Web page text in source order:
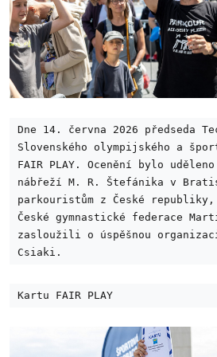
Dne 14. června 2026 předseda
Slovenského olympijského a
FAIR PLAY. Ocenění bylo
nábřeží M. R. Štefánika v
parkouristům z České
České gymnastické federace
zasloužili o úspěšnou
Csiaki.
Kartu FAIR PLAY